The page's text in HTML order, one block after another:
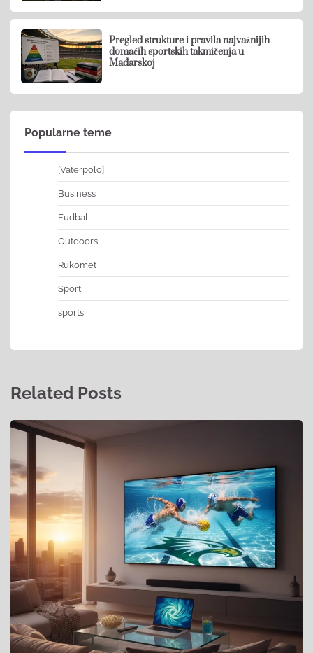
Pregled strukture i pravila najvažnijih
domaćih sportskih takmičenja u
Mađarskoj
Popularne teme
[Vaterpolo]
Business
Fudbal
Outdoors
Rukomet
Sport
sports
Related Posts